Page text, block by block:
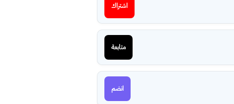
اشتراك
متابعة
انضم